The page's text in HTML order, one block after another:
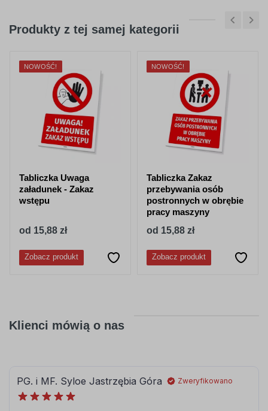
Produkty z tej samej kategorii
NOWOŚĆ!
Tabliczka Uwaga
załadunek - Zakaz
wstępu
od 15,88 zł
Zobacz produkt
NOWOŚĆ!
Tabliczka Zakaz
przebywania osób
postronnych w obrębie
pracy maszyny
od 15,88 zł
Zobacz produkt
Klienci mówią o nas